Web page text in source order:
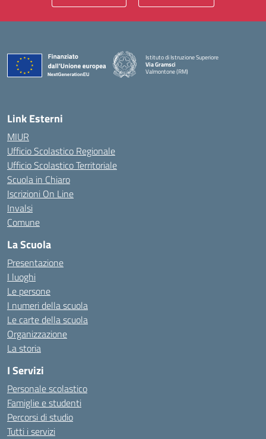
Istituto di Istruzione Superiore
Via Gramsci
Valmontone (RM)
Link Esterni
MIUR
Ufficio Scolastico Regionale
Ufficio Scolastico Territoriale
Scuola in Chiaro
Iscrizioni On Line
Invalsi
Comune
La Scuola
Presentazione
I luoghi
Le persone
I numeri della scuola
Le carte della scuola
Organizzazione
La storia
I Servizi
Personale scolastico
Famiglie e studenti
Percorsi di studio
Tutti i servizi